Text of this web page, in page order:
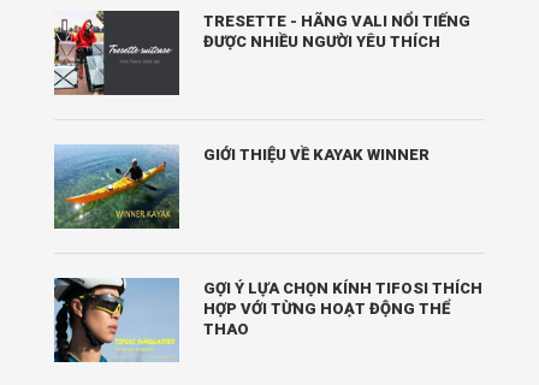
TRESETTE - HÃNG VALI NỔI TIẾNG
ĐƯỢC NHIỀU NGƯỜI YÊU THÍCH
GIỚI THIỆU VỀ KAYAK WINNER
GỢI Ý LỰA CHỌN KÍNH TIFOSI THÍCH
HỢP VỚI TỪNG HOẠT ĐỘNG THỂ
THAO